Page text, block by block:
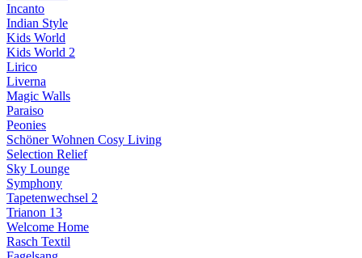
Incanto
Indian Style
Kids World
Kids World 2
Lirico
Liverna
Magic Walls
Paraiso
Peonies
Schöner Wohnen Cosy Living
Selection Relief
Sky Lounge
Symphony
Tapetenwechsel 2
Trianon 13
Welcome Home
Rasch Textil